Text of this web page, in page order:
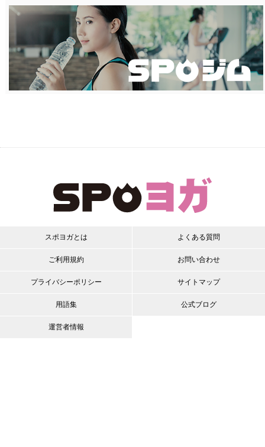
スポヨガとは
ご利用規約
プライバシーポリシー
用語集
運営者情報
よくある質問
お問い合わせ
サイトマップ
公式ブログ